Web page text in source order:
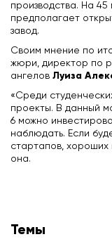
производства. На
предполагает
завод.
Своим мнение по
жюри, директор по
ангелов Луиза
«Среди
проекты. В данный
6 можно
наблюдать. Если
стартапов, хороших
она.
Темы